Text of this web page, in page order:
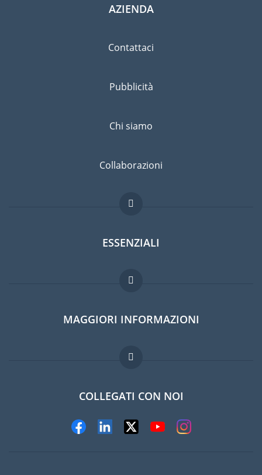
AZIENDA
Contattaci
Pubblicità
Chi siamo
Collaborazioni
ESSENZIALI
Forum per expat
Guida per expat
Lavori all'estero
MAGGIORI INFORMAZIONI
Domande frequenti
COLLEGATI CON NOI